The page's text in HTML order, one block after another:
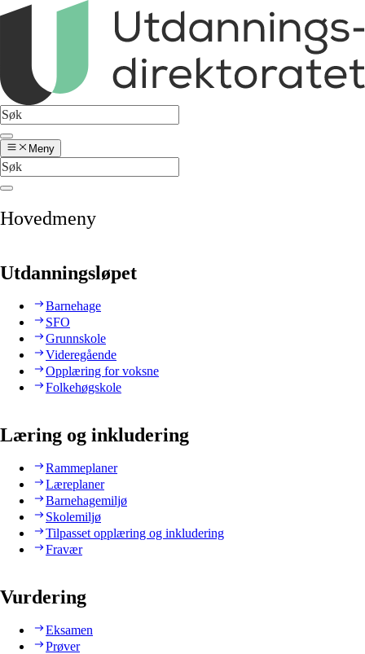
Meny
Hovedmeny
Utdanningsløpet
Barnehage
SFO
Grunnskole
Videregående
Opplæring for voksne
Folkehøgskole
Læring og inkludering
Rammeplaner
Læreplaner
Barnehagemiljø
Skolemiljø
Tilpasset opplæring og inkludering
Fravær
Vurdering
Eksamen
Prøver